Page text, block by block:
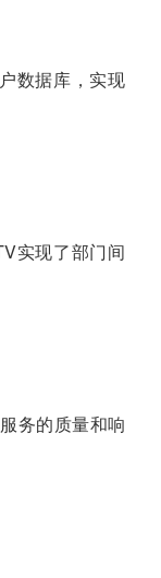
数据库，实现
实现了部门间
务的质量和响